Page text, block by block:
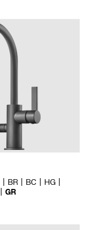
BR BC
HG
GR